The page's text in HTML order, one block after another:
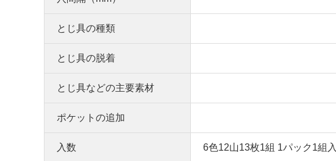
とじ具の種類
とじ具の脱着
とじ具などの主要素材
ポケットの追加
入数 6色12山13枚1組 1パック1組入